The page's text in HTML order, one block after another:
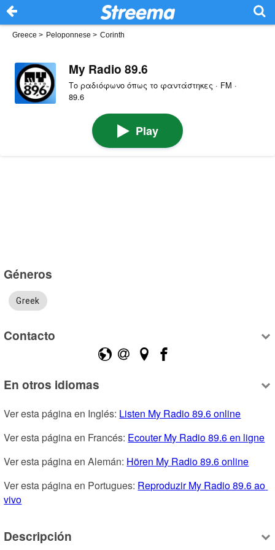
Greece > Peloponnese > Corinth
My Radio 89.6
Το ραδιόφωνο όπως το φαντάστηκες · FM ·
89.6
Play
Géneros
Greek
Contacto
En otros idiomas
Ver esta página en Inglés: Listen My Radio 89.6 online
Ver esta página en Francés: Ecouter My Radio 89.6 en ligne
Ver esta página en Alemán: Hören My Radio 89.6 online
Ver esta página en Portugues: Reproduzir My Radio 89.6 ao
vivo
Descripción